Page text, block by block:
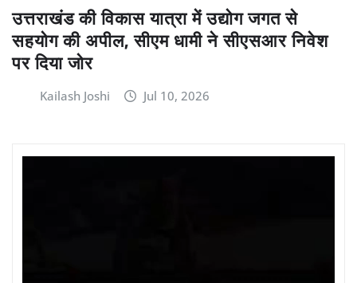
उत्तराखंड की विकास यात्रा में उद्योग जगत से
सहयोग की अपील, सीएम धामी ने सीएसआर निवेश
पर दिया जोर
Kailash Joshi Jul 10, 2026